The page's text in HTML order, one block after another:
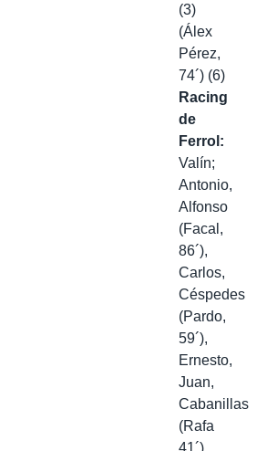
(3)
(Álex
Pérez,
74´) (6)
Racing
de
Ferrol:
Valín;
Antonio,
Alfonso
(Facal,
86´),
Carlos,
Céspedes
(Pardo,
59´),
Ernesto,
Juan,
Cabanillas
(Rafa
41´),